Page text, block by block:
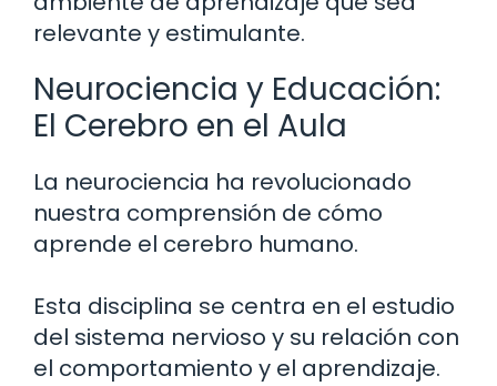
relevante y estimulante.
Neurociencia y Educación:
El Cerebro en el Aula
La neurociencia ha revolucionado
nuestra comprensión de cómo
aprende el cerebro humano.
Esta disciplina se centra en el estudio
del sistema nervioso y su relación con
el comportamiento y el aprendizaje.